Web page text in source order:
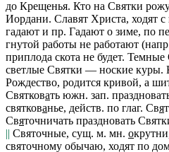
до Крещенья. Кто на Святки
Иордани. Славят Христа, ходят с
гадают и пр. Гадают о зиме, по
гнутой работы не работают
приплода скота не будет.
светлые Святки — ноские куры.
Рождество, родится кривой, а
Святковать южн. зап.
святкованье, действ. по глаг. Свя
Святочничать праздновать
|| Святочные, сущ. м. мн. о
святочному обычаю, ходят по